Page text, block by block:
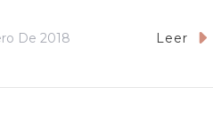
De 2018 Leer